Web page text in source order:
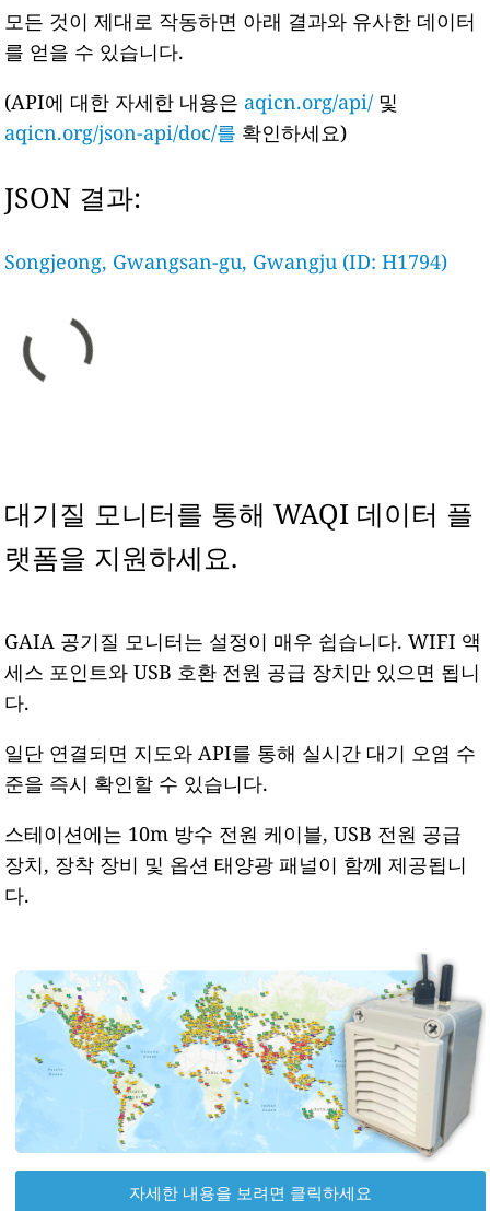
모든 것이 제대로 작동하면 아래 결과와 유사한 데이터
를 얻을 수 있습니다.
(API에 대한 자세한 내용은 aqicn.org/api/ 및
aqicn.org/json-api/doc/를 확인하세요)
JSON 결과:
Songjeong, Gwangsan-gu, Gwangju (ID: H1794)
대기질 모니터를 통해 WAQI 데이터 플
랫폼을 지원하세요.
GAIA 공기질 모니터는 설정이 매우 쉽습니다. WIFI 액
세스 포인트와 USB 호환 전원 공급 장치만 있으면 됩니
다.
일단 연결되면 지도와 API를 통해 실시간 대기 오염 수
준을 즉시 확인할 수 있습니다.
스테이션에는 10m 방수 전원 케이블, USB 전원 공급
장치, 장착 장비 및 옵션 태양광 패널이 함께 제공됩니
다.
자세한 내용을 보려면 클릭하세요